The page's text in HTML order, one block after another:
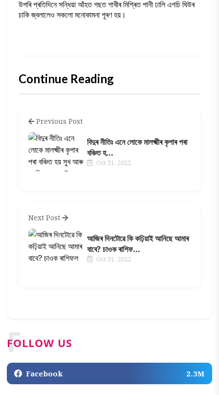
উপৰি প্ৰতিদিনে সন্ধিয়া আঁহত গছত গাখীৰ মিশ্ৰিত পানী ঢালি এগচি ঘিউৰ
চাকি জ্বলালেও সকলো মনোকামনা পূৰণ হয়।
Continue Reading
Previous Post
বিদুৰ নীতিঃ এনে লোকে মালক্ষ্মীৰ কৃপাৰ পৰা
বঞ্চিত হ...
Oct 31, 2022
Next Post
আজিৰ দিনটোৱে কি কঢ়িয়াই আনিছে আমাৰ
বাবে? চাওক ৰাশিফ...
Oct 31, 2022
FOLLOW US
F
Facebook 2.3M